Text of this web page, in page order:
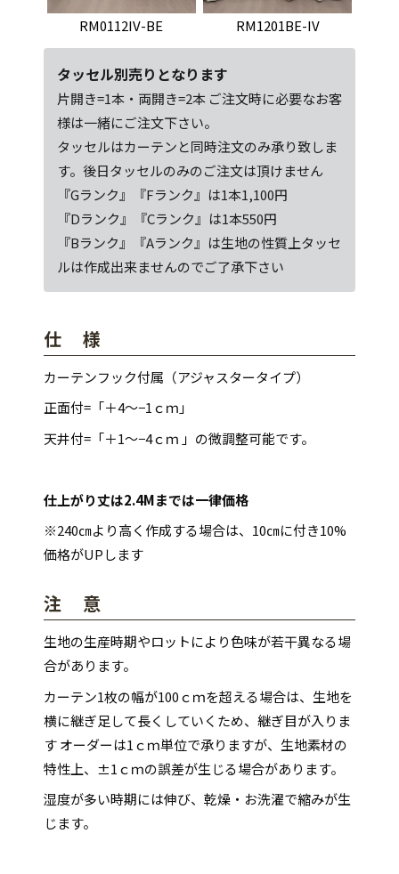
RM0112IV-BE RM1201BE-IV
タッセル別売りとなります
片開き=1本・両開き=2本 ご注文時に必要なお客
様は一緒にご注文下さい。
タッセルはカーテンと同時注文のみ承り致しま
す。後日タッセルのみのご注文は頂けません
『Gランク』『Fランク』は1本1,100円
『Dランク』『Cランク』は1本550円
『Bランク』『Aランク』は生地の性質上タッセ
ルは作成出来ませんのでご了承下さい
仕 様
カーテンフック付属（アジャスタータイプ）
正面付=「＋4～−1ｃｍ」
天井付=「＋1～−4ｃｍ 」の微調整可能です。
仕上がり丈は2.4Mまでは一律価格
※240㎝より高く作成する場合は、10㎝に付き10%
価格がUPします
注 意
生地の生産時期やロットにより色味が若干異なる場
合があります。
カーテン1枚の幅が100ｃｍを超える場合は、生地を
横に継ぎ足して長くしていくため、継ぎ目が入りま
す オーダーは1ｃｍ単位で承りますが、生地素材の
特性上、±1ｃｍの誤差が生じる場合があります。
湿度が多い時期には伸び、乾燥・お洗濯で縮みが生
じます。